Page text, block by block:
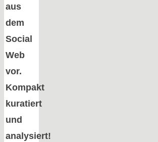
aus
dem
Social
Web
vor.
Kompakt
kuratiert
und
analysiert!